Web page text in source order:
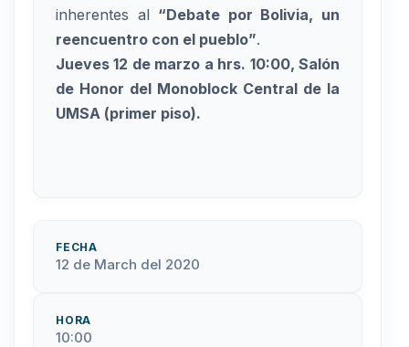
inherentes al “Debate por Bolivia, un
reencuentro con el pueblo”.
Jueves 12 de marzo a hrs. 10:00, Salón
de Honor del Monoblock Central de la
UMSA (primer piso).
FECHA
12 de March del 2020
HORA
10:00